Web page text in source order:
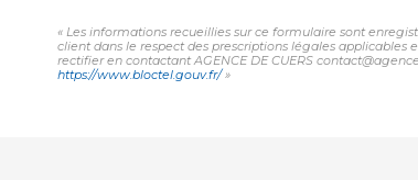
« Les informations recueillies sur ce formulaire sont
client dans le respect des prescriptions légales applicables
rectifier en contactant AGENCE DE CUERS
https://www.bloctel.gouv.fr/»